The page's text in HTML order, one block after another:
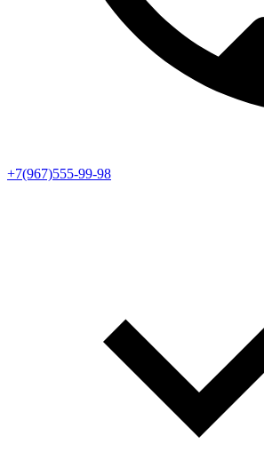
+7(967)555-99-98